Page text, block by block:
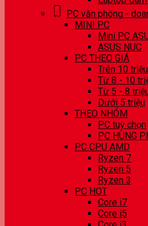
PC văn phòng -
MINI PC
Mini PC
ASUS NUC
PC THEO GIÁ
Trên 10 triệu
Từ 8 - 10
Từ 5 - 8
Dưới 5 triệu
THEO NHÓM
PC tuỳ chọn
PC HÙNG
PC CPU AMD
Ryzen 7
Ryzen 5
Ryzen 3
PC HOT
Core i7
Core i5